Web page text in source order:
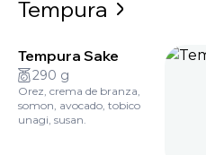
Tempura
Tempura Sake
290 g
Orez, crema de branza,
somon, avocado, tobico
unagi, susan.